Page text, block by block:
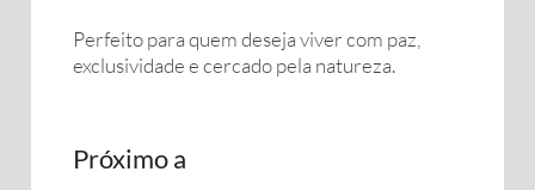
Perfeito para quem deseja viver com paz,
exclusividade e cercado pela natureza.
Próximo a